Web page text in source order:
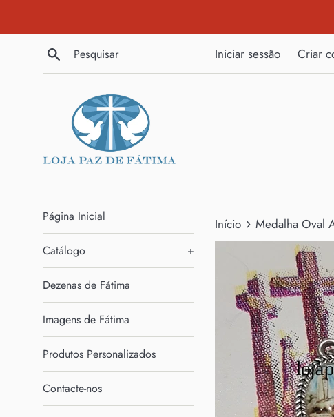
para
Conteúdo
Pesquisar
Iniciar sessão Criar
Página Inicial
Catálogo +
Dezenas de Fátima
Imagens de Fátima
Produtos Personalizados
Contacte-nos
Início › Medalha Oval